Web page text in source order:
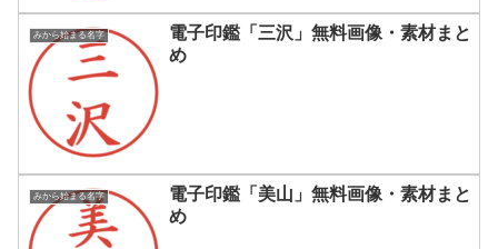
みから始まる名字
電子印鑑「三沢」無料画像・素材まと
め
みから始まる名字
電子印鑑「美山」無料画像・素材まと
め